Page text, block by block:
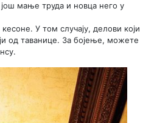
мање труда и новца него у
У том случају, делови који
од таванице. За бојење, можете